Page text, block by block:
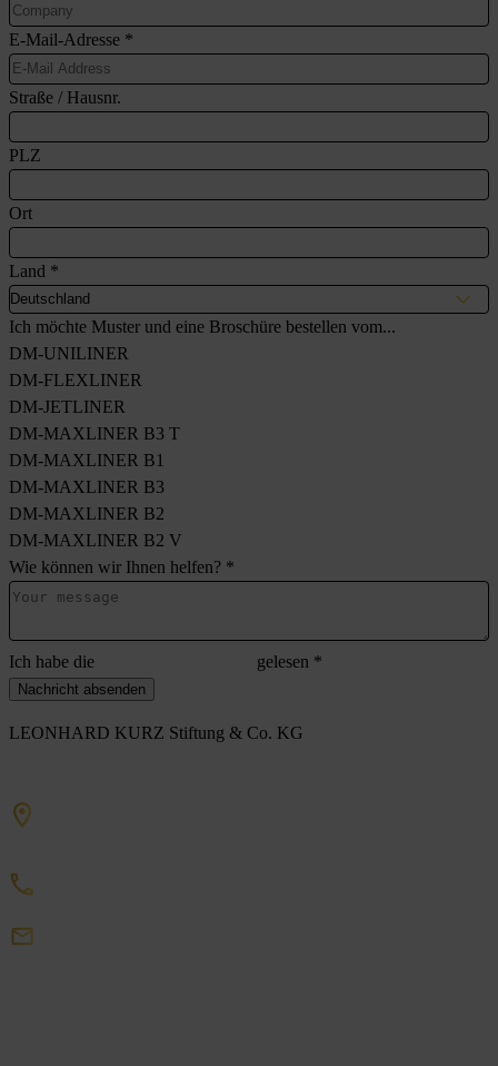
E-Mail-Adresse *
Straße / Hausnr.
PLZ
Ort
Land *
Ich möchte Muster und eine Broschüre bestellen vom...
DM-UNILINER
DM-FLEXLINER
DM-JETLINER
DM-MAXLINER B3 T
DM-MAXLINER B1
DM-MAXLINER B3
DM-MAXLINER B2
DM-MAXLINER B2 V
Wie können wir Ihnen helfen? *
Ich habe die gelesen *
Nachricht absenden
LEONHARD KURZ Stiftung & Co. KG